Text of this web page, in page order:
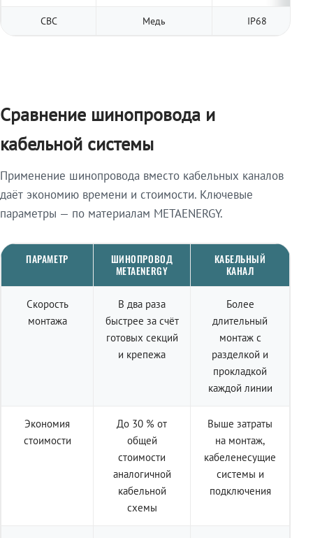
СВС Медь IP68
Сравнение шинопровода и
кабельной системы
Применение шинопровода вместо кабельных каналов
даёт экономию времени и стоимости. Ключевые
параметры — по материалам METAENERGY.
ПАРАМЕТР
ШИНОПРОВОД
METAENERGY
КАБЕЛЬНЫЙ
КАНАЛ
Скорость
монтажа
В два раза
быстрее за счёт
готовых секций
и крепежа
Более
длительный
монтаж с
разделкой и
прокладкой
каждой линии
Экономия
стоимости
До 30 % от
общей
стоимости
аналогичной
кабельной
схемы
Выше затраты
на монтаж,
кабеленесущие
системы и
подключения